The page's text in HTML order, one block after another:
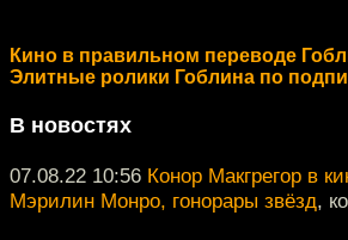
Кино в правильном переводе
Элитные ролики Гоблина по
В новостях
07.08.22 10:56 Конор Макгрегор в
Мэрилин Монро, гонорары звёзд,